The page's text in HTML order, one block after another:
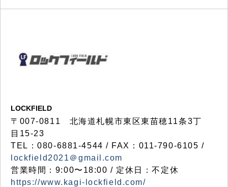
LOCKFIELD
〒007-0811 北海道札幌市東区東苗穂11条3丁
目15-23
TEL：080-6881-4544 / FAX：011-790-6105 /
lockfield2021＠gmail.com
営業時間：9:00〜18:00 / 定休日：不定休
https://www.kagi-lockfield.com/